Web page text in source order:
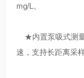
mg/L。
★内置泵吸式测量
速，支持长距离采